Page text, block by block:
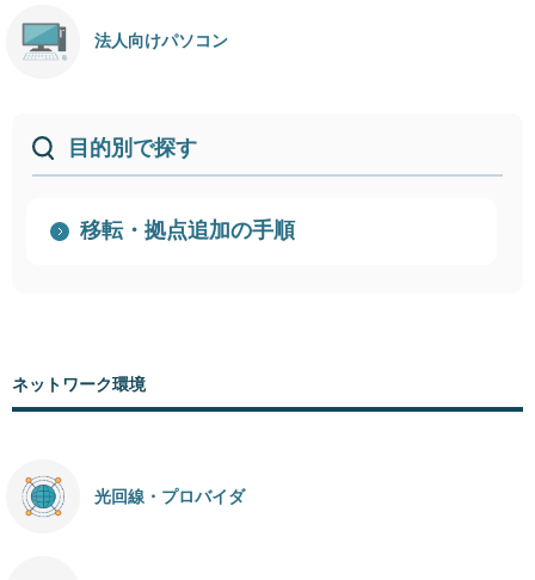
法人向けパソコン
目的別で探す
移転・拠点追加の手順
ネットワーク環境
光回線・プロバイダ